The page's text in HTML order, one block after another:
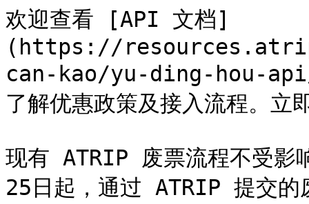
欢迎查看 [API 文档]
(https://
can-kao/yu-ding-hou-
了解优惠政策及接入流程。立
现有 ATRIP 废票流程不受影
25日起，通过 ATRIP 提交的